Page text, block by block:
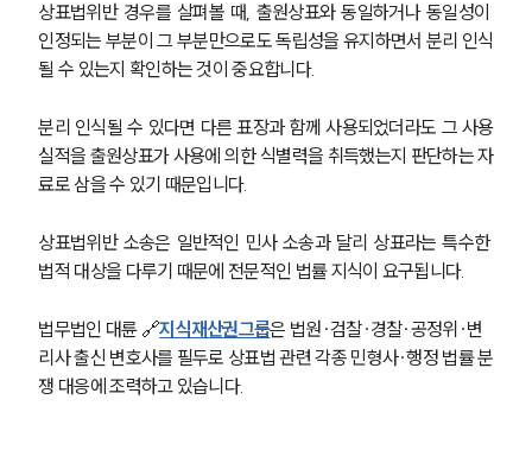
상표법위반 경우를 살펴볼 때, 출원상표와 동일하거나 동일성이
인정되는 부분이 그 부분만으로도 독립성을 유지하면서 분리 인식
될 수 있는지 확인하는 것이 중요합니다.
분리 인식될 수 있다면 다른 표장과 함께 사용되었더라도 그 사용
실적을 출원상표가 사용에 의한 식별력을 취득했는지 판단하는 자
료로 삼을 수 있기 때문입니다.
상표법위반 소송은 일반적인 민사 소송과 달리 상표라는 특수한
법적 대상을 다루기 때문에 전문적인 법률 지식이 요구됩니다.
법무법인 대륜 🔗지식재산권그룹은 법원∙검찰∙경찰∙공정위∙변
리사 출신 변호사를 필두로 상표법 관련 각종 민형사∙행정 법률 분
쟁 대응에 조력하고 있습니다.